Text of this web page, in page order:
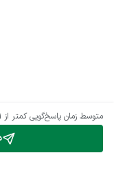
متوسط زمان پاسخ‌گویی کمتر از 1 ساعت